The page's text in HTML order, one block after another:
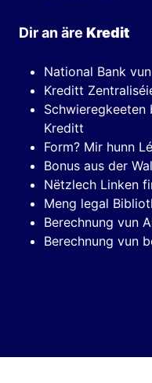
Dir an äre Kredit
National Bank
Kreditt
Schwieregkeeten
Kreditt
Form? Mir hunn
Bonus aus der
Nëtzlech Linken
Meng legal
Berechnung vun
Berechnung vun